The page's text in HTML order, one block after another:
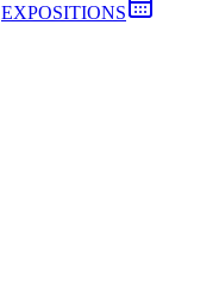
EXPOSITIONS